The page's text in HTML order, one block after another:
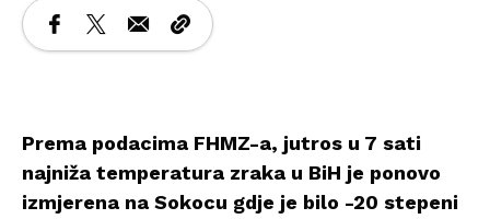
Prema podacima FHMZ-a, jutros u 7 sati
najniža temperatura zraka u BiH je ponovo
izmjerena na Sokocu gdje je bilo -20 stepeni